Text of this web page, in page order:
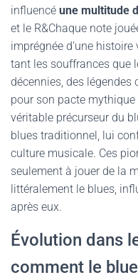
influencé une multitude
et le R&Chaque note
imprégnée d’une
tant les souffrances que
décennies, des légendes
pour son pacte mythique
véritable précurseur du
blues traditionnel, lui
culture musicale. Ces
seulement à jouer de la
littéralement le blues,
après eux.
Évolution dans
comment le